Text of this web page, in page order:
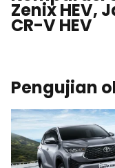
Zenix HEV,
CR-V HEV
Pengujian